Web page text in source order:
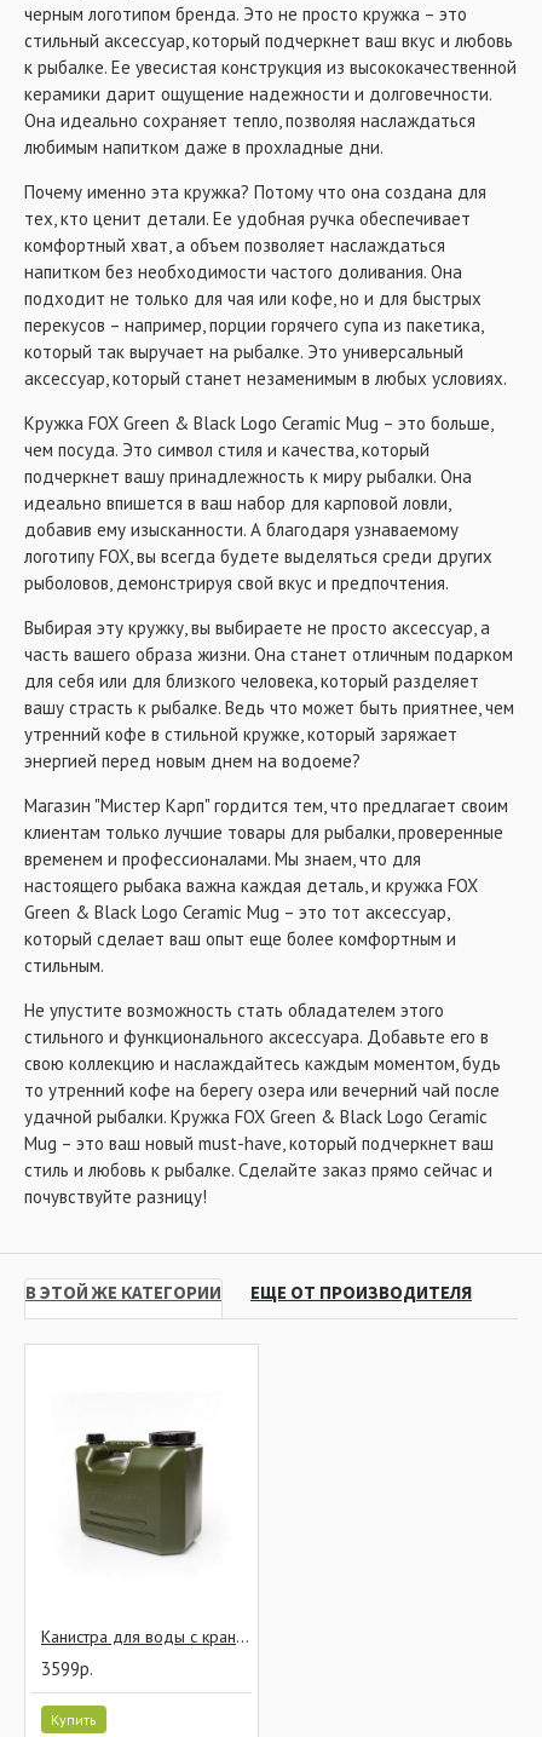
черным логотипом бренда. Это не просто кружка – это
стильный аксессуар, который подчеркнет ваш вкус и любовь
к рыбалке. Ее увесистая конструкция из высококачественной
керамики дарит ощущение надежности и долговечности.
Она идеально сохраняет тепло, позволяя наслаждаться
любимым напитком даже в прохладные дни.
Почему именно эта кружка? Потому что она создана для
тех, кто ценит детали. Ее удобная ручка обеспечивает
комфортный хват, а объем позволяет наслаждаться
напитком без необходимости частого доливания. Она
подходит не только для чая или кофе, но и для быстрых
перекусов – например, порции горячего супа из пакетика,
который так выручает на рыбалке. Это универсальный
аксессуар, который станет незаменимым в любых условиях.
Кружка FOX Green & Black Logo Ceramic Mug – это больше,
чем посуда. Это символ стиля и качества, который
подчеркнет вашу принадлежность к миру рыбалки. Она
идеально впишется в ваш набор для карповой ловли,
добавив ему изысканности. А благодаря узнаваемому
логотипу FOX, вы всегда будете выделяться среди других
рыболовов, демонстрируя свой вкус и предпочтения.
Выбирая эту кружку, вы выбираете не просто аксессуар, а
часть вашего образа жизни. Она станет отличным подарком
для себя или для близкого человека, который разделяет
вашу страсть к рыбалке. Ведь что может быть приятнее, чем
утренний кофе в стильной кружке, который заряжает
энергией перед новым днем на водоеме?
Магазин "Мистер Карп" гордится тем, что предлагает своим
клиентам только лучшие товары для рыбалки, проверенные
временем и профессионалами. Мы знаем, что для
настоящего рыбака важна каждая деталь, и кружка FOX
Green & Black Logo Ceramic Mug – это тот аксессуар,
который сделает ваш опыт еще более комфортным и
стильным.
Не упустите возможность стать обладателем этого
стильного и функционального аксессуара. Добавьте его в
свою коллекцию и наслаждайтесь каждым моментом, будь
то утренний кофе на берегу озера или вечерний чай после
удачной рыбалки. Кружка FOX Green & Black Logo Ceramic
Mug – это ваш новый must-have, который подчеркнет ваш
стиль и любовь к рыбалке. Сделайте заказ прямо сейчас и
почувствуйте разницу!
В ЭТОЙ ЖЕ КАТЕГОРИИ ЕЩЕ ОТ ПРОИЗВОДИТЕЛЯ
Канистра для воды с краном Ridge Monkey Heavy Duty Water Carriers 10 л
3599р.
Купить